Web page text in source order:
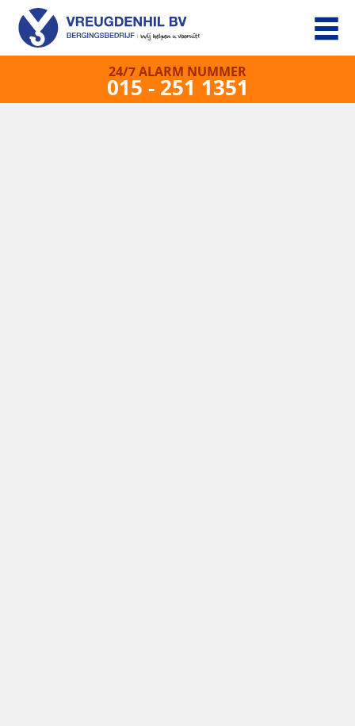
24/7 ALARM NUMMER
015 - 251 1351